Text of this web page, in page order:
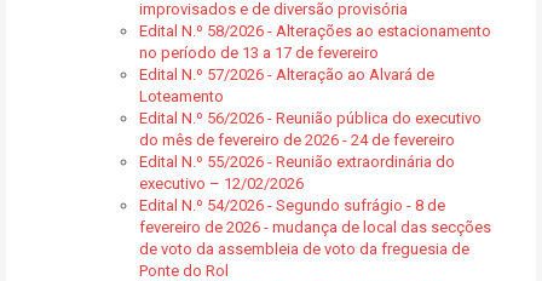
improvisados e de diversão provisória
Edital N.º 58/2026 - Alterações ao estacionamento
no período de 13 a 17 de fevereiro
Edital N.º 57/2026 - Alteração ao Alvará de
Loteamento
Edital N.º 56/2026 - Reunião pública do executivo
do mês de fevereiro de 2026 - 24 de fevereiro
Edital N.º 55/2026 - Reunião extraordinária do
executivo – 12/02/2026
Edital N.º 54/2026 - Segundo sufrágio - 8 de
fevereiro de 2026 - mudança de local das secções
de voto da assembleia de voto da freguesia de
Ponte do Rol